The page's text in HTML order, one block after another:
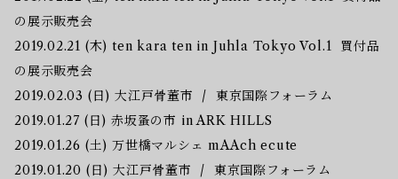
の展示販売会
2019.02.21 (木) ten kara ten in Juhla Tokyo Vol.1 買付品
の展示販売会
2019.02.03 (日) 大江戸骨董市 / 東京国際フォーラム
2019.01.27 (日) 赤坂蚤の市 in ARK HILLS
2019.01.26 (土) 万世橋マルシェ mAAch ecute
2019.01.20 (日) 大江戸骨董市 / 東京国際フォーラム